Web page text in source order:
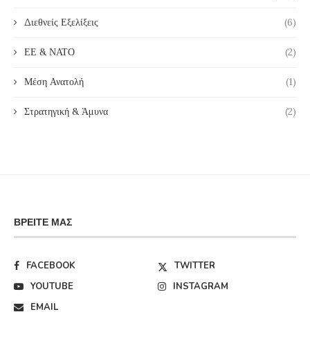
Διεθνείς Εξελίξεις (6)
ΕΕ & ΝΑΤΟ (2)
Μέση Ανατολή (1)
Στρατηγική & Άμυνα (2)
ΒΡΕΊΤΕ ΜΑΣ
FACEBOOK
TWITTER
YOUTUBE
INSTAGRAM
EMAIL